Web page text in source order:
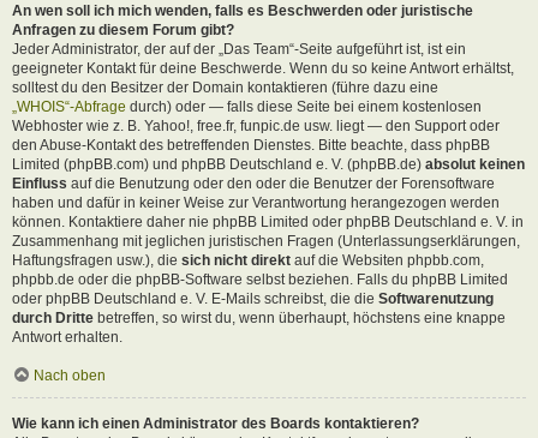
An wen soll ich mich wenden, falls es Beschwerden oder juristische
Anfragen zu diesem Forum gibt?
Jeder Administrator, der auf der „Das Team“-Seite aufgeführt ist, ist ein
geeigneter Kontakt für deine Beschwerde. Wenn du so keine Antwort erhältst,
solltest du den Besitzer der Domain kontaktieren (führe dazu eine
„WHOIS“-Abfrage durch) oder — falls diese Seite bei einem kostenlosen
Webhoster wie z. B. Yahoo!, free.fr, funpic.de usw. liegt — den Support oder
den Abuse-Kontakt des betreffenden Dienstes. Bitte beachte, dass phpBB
Limited (phpBB.com) und phpBB Deutschland e. V. (phpBB.de) absolut keinen
Einfluss auf die Benutzung oder den oder die Benutzer der Forensoftware
haben und dafür in keiner Weise zur Verantwortung herangezogen werden
können. Kontaktiere daher nie phpBB Limited oder phpBB Deutschland e. V. in
Zusammenhang mit jeglichen juristischen Fragen (Unterlassungserklärungen,
Haftungsfragen usw.), die sich nicht direkt auf die Websiten phpbb.com,
phpbb.de oder die phpBB-Software selbst beziehen. Falls du phpBB Limited
oder phpBB Deutschland e. V. E-Mails schreibst, die die Softwarenutzung
durch Dritte betreffen, so wirst du, wenn überhaupt, höchstens eine knappe
Antwort erhalten.
Nach oben
Wie kann ich einen Administrator des Boards kontaktieren?